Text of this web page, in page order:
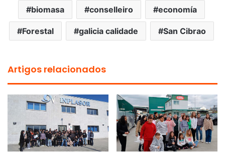
biomasa conselleiro economía
Forestal galicia calidade San Cibrao
Artigos relacionados